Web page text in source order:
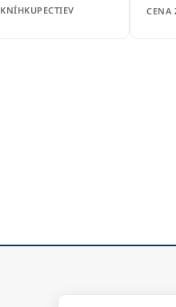
KNÍHKUPECTIEV
CENA